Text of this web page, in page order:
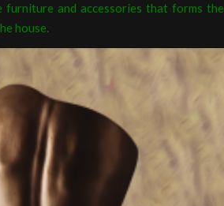
furniture and accessories that forms the
house.